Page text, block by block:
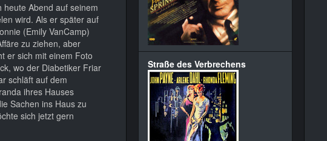
Abend auf seinem
wird. Als er später auf
(Emily VanCamp)
zu ziehen, aber
er sich mit einem Foto
wo der Diabetiker Friar
schläft auf dem
ihres Hauses
Sachen ins Haus zu
sich jetzt gern
Straße des Verbrechens